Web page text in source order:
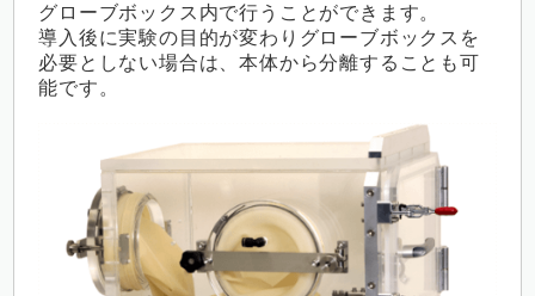
グローブボックス内で行うことができます。
導入後に実験の目的が変わりグローブボックスを
必要としない場合は、本体から分離することも可
能です。